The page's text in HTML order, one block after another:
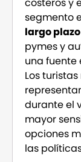
segmento
largo
pymes y
una fuente
Los
durante el
mayor
opciones
las